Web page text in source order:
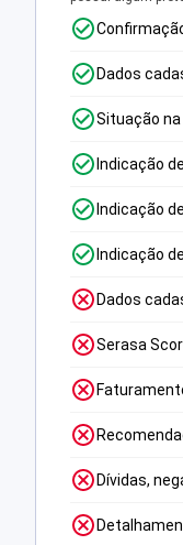
Dados
Situação na
Indicação
Indicação
Indicação
Dados
Serasa
Dívidas,